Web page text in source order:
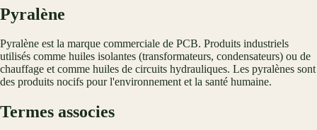
Pyralène
Pyralène est la marque commerciale de PCB. Produits industriels
utilisés comme huiles isolantes (transformateurs, condensateurs) ou de
chauffage et comme huiles de circuits hydrauliques. Les pyralènes sont
des produits nocifs pour l'environnement et la santé humaine.
Termes associes